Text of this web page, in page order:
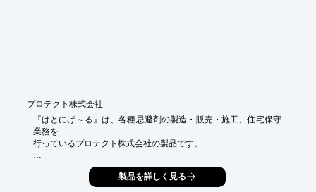
プロテクト株式会社
『はとにげ～る』は、各種忌避剤の製造・販売・施工、住宅保守
業務を
行っているプロテクト株式会社の製品です。
鳩対策に適した、簡単忌避グッズ。ベランダの手摺約2m分あ
鳩が止まる箇所に付けフィルムを剥がすだけです。
製品を詳しく見る